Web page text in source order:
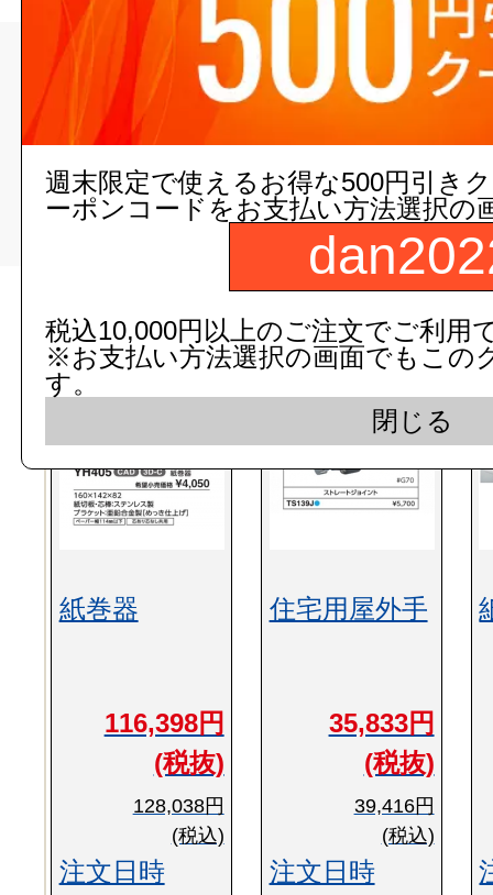
トップページ >
>
継手（塩ビ、ステンレス、クローム
他）
>
現在の店舗受注状
紙巻器
116,398円
(税抜)
128,038円
(税込)
注文日時
住宅用屋外手
35,833円
(税抜)
39,416円
(税込)
注文日時
週末限定で使えるお得な500円引き
ーポンコードをお支払い方法選択の
税込10,000円以上のご注文でご利用
※お支払い方法選択の画面でもこの
す。
閉じる